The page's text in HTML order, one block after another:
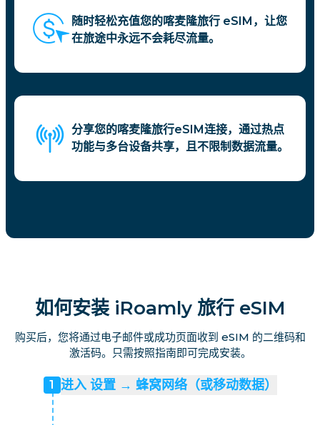
随时轻松充值您的喀麦隆旅行 eSIM，让您
在旅途中永远不会耗尽流量。
分享您的喀麦隆旅行eSIM连接，通过热点
功能与多台设备共享，且不限制数据流量。
如何安装 iRoamly 旅行 eSIM
购买后，您将通过电子邮件或成功页面收到 eSIM 的二维码和
激活码。只需按照指南即可完成安装。
1 进入 设置 → 蜂窝网络（或移动数据）